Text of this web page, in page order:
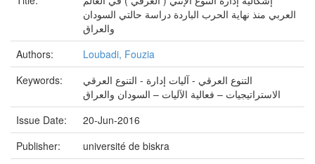
العربي منذ نهاية الحرب الباردة دراسة حالتي السودان
والعراق
Authors:
Loubadi, Fouzia
Keywords:
التنوع العرقي - آليات إدارة - التنوع العرقي
الاستراتيجيات – فعالية الآليات – السودان والعراق
Issue Date:
20-Jun-2016
Publisher:
université de biskra